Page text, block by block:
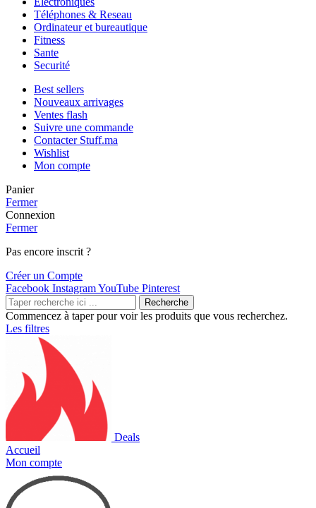
Téléphones & Reseau
Ordinateur et bureautique
Fitness
Sante
Securité
Best sellers
Nouveaux arrivages
Ventes flash
Suivre une commande
Contacter Stuff.ma
Wishlist
Mon compte
Panier
Fermer
Connexion
Fermer
Pas encore inscrit ?
Créer un Compte
Facebook InstagramYouTube Pinterest
Recherche
Commencez à taper pour voir les produits que vous recherchez.
Les filtres
Deals
Accueil
Mon compte